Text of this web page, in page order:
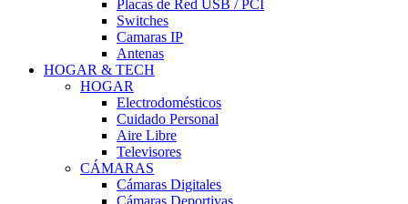
Placas de Red USB / PCI
Switches
Camaras IP
Antenas
HOGAR & TECH
HOGAR
Electrodomésticos
Cuidado Personal
Aire Libre
Televisores
CÁMARAS
Cámaras Digitales
Cámaras Deportivas